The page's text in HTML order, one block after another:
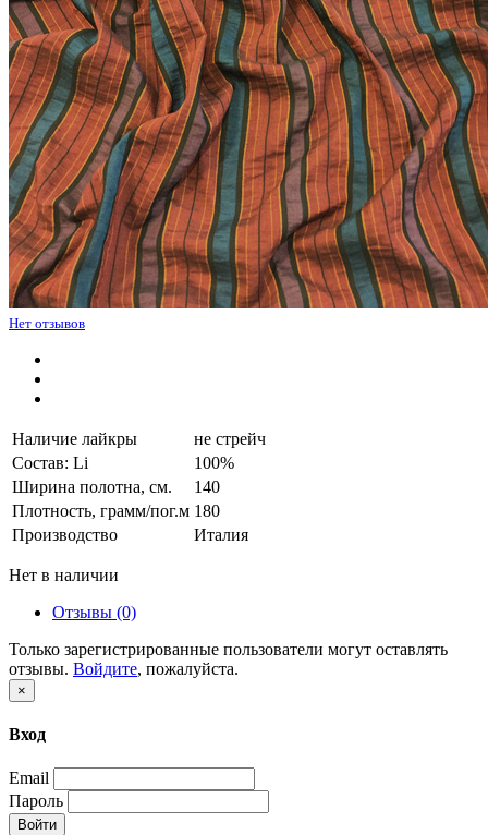
Нет отзывов
Наличие лайкры
не стрейч
Состав: Li
100%
Ширина полотна, см.
140
Плотность, грамм/пог.м 180
Производство
Италия
Нет в наличии
Отзывы (0)
Только зарегистрированные пользователи могут оставлять
отзывы. Войдите, пожалуйста.
×
Вход
Email
Пароль
Войти